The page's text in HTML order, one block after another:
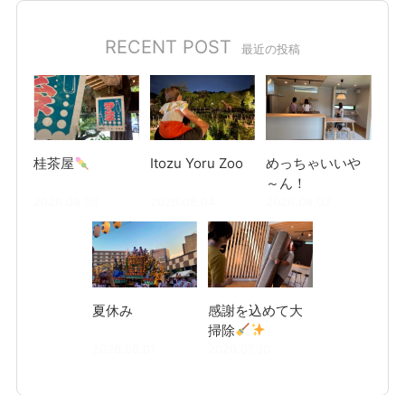
RECENT POST 最近の投稿
桂茶屋 Itozu Yoru Zoo
めっちゃいいや
～ん！
夏休み
感謝を込めて大
掃除